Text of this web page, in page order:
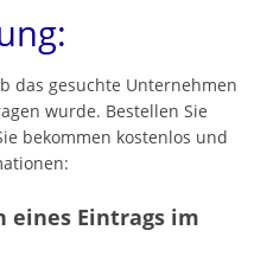
das gesuchte Unternehmen
wurde. Bestellen Sie
bekommen kostenlos und
eines Eintrags im